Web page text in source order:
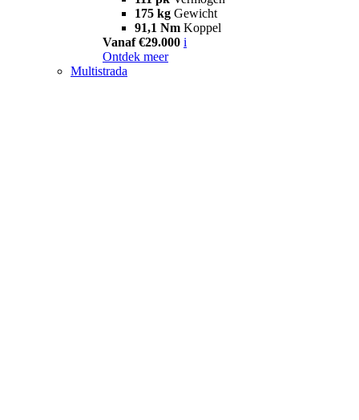
175 kg Gewicht
91,1 Nm Koppel
Vanaf €29.000 i
Ontdek meer
Multistrada